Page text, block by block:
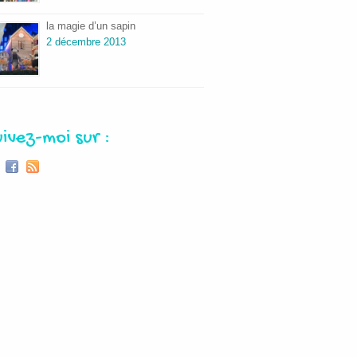
la magie d’un sapin
2 décembre 2013
moi sur :